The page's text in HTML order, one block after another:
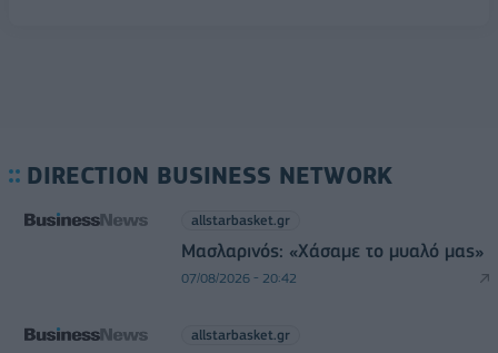
DIRECTION BUSINESS NETWORK
allstarbasket.gr
Μασλαρινός: «Χάσαμε το μυαλό μας»
07/08/2026 - 20:42
allstarbasket.gr